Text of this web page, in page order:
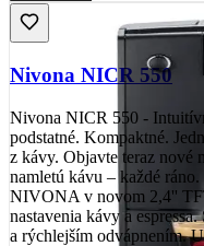
Nivona NICR 550
Nivona NICR 550 -
podstatné. Kompaktné.
z kávy. Objavte teraz nové
namletú kávu – každé
NIVONA v novom 2,4''
nastavenia kávy a
a rýchlejším odvápnením.